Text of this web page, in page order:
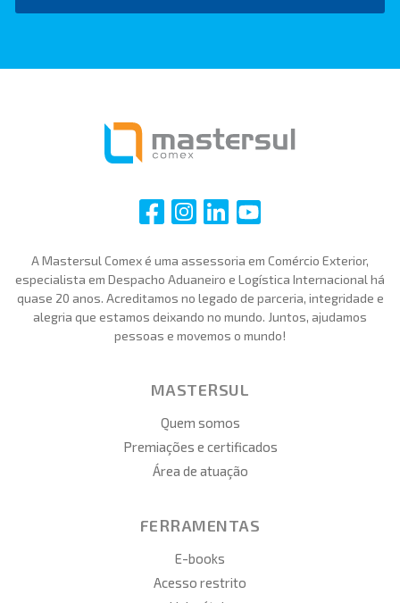
i i i i
A Mastersul Comex é uma assessoria em Comércio Exterior,
especialista em Despacho Aduaneiro e Logística Internacional há
quase 20 anos. Acreditamos no legado de parceria, integridade e
alegria que estamos deixando no mundo. Juntos, ajudamos
pessoas e movemos o mundo!
MASTERSUL
Quem somos
Premiações e certificados
Área de atuação
FERRAMENTAS
E-books
Acesso restrito